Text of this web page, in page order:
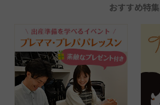
おすすめ特集